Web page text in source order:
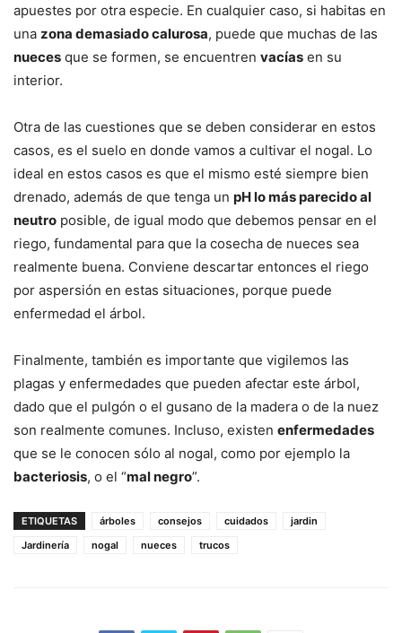
apuestes por otra especie. En cualquier caso, si habitas en
una zona demasiado calurosa, puede que muchas de las
nueces que se formen, se encuentren vacías en su
interior.
Otra de las cuestiones que se deben considerar en estos
casos, es el suelo en donde vamos a cultivar el nogal. Lo
ideal en estos casos es que el mismo esté siempre bien
drenado, además de que tenga un pH lo más parecido al
neutro posible, de igual modo que debemos pensar en el
riego, fundamental para que la cosecha de nueces sea
realmente buena. Conviene descartar entonces el riego
por aspersión en estas situaciones, porque puede
enfermedad el árbol.
Finalmente, también es importante que vigilemos las
plagas y enfermedades que pueden afectar este árbol,
dado que el pulgón o el gusano de la madera o de la nuez
son realmente comunes. Incluso, existen enfermedades
que se le conocen sólo al nogal, como por ejemplo la
bacteriosis, o el “mal negro”.
ETIQUETAS árboles consejos cuidados
jardin
Jardinería
nogal nueces trucos